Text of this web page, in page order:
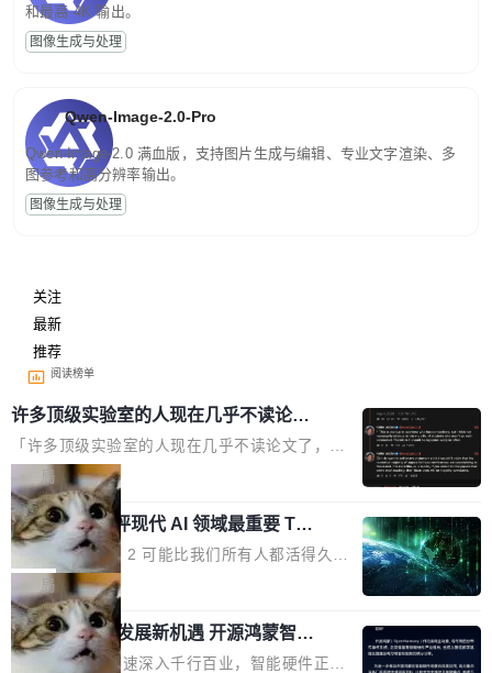
和最高 4K 输出。
图像生成与处理
Qwen-Image-2.0-Pro
Qwen-Image-2.0 满血版，支持图片生成与编辑、专业文字渲染、多
图参考和高分辨率输出。
图像生成与处理
关注
最新
推荐
阅读榜单
许多顶级实验室的人现在几乎不读论文
了
「许多顶级实验室的人现在几乎不读论文了，而
且他们认为 ICLR/ICML/NeurIPS 充斥着大量过
度宣传和欺诈。」 OpenAI 研究员 Keller Jorda
n 这条推文引发了广泛讨论。他不是在说风凉
话，他是说出了一个圈内人尽皆知但很少公开捅
破的事实。 Jordan 随后补充了一句软化声明：
「我不认为这些会议上大部分论文都在过度宣传
或造假。问题是，作为读者，如果你筛选出那些
看起来最令人兴奋的论文，那它们大部分都是过
局
xAI 前工程师评现代 AI 领域最重要 Top
3 开源项目
Flash Attention 2 可能比我们所有人都活得久。
这句话不是来自某个技术博客，而是出自 Hieu
Pham 的一条推文。Hieu Pham 是谁？他是 xAI
的早期工程师之一，在 Grok 训练基础设施团队
工作过。近日他在 X 上发了一条帖子，列出了他
局
共商智能硬件发展新机遇 开源鸿蒙智能
硬件开发者日杭州站即将举行
随着万物智联加速深入千行百业，智能硬件正从